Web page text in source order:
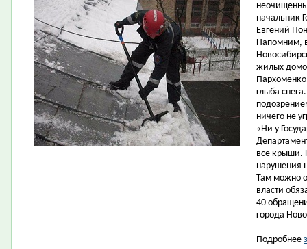
начальник
Евгений
Напомним,
жилых
глыба
ничего не
«Ни у
все крыши.
нарушения
Там можно
власти
40
города
Подробнее